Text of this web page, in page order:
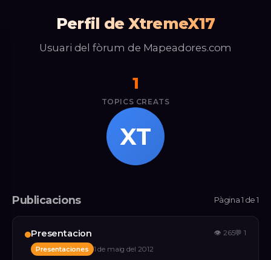
XT
Perfil de XtremeX17
Usuari del fòrum de Mapeadores.com
1
TOPICS CREATS
Publicacions Pàgina 1 de 1
Presentacion
Presentaciones 1 de maig del 2012
👁 265💬1